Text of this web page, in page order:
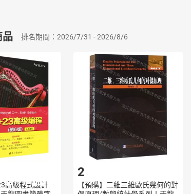
品 排名期間：2026/7/31 - 2026/8/6
高級程式設計
2
【預購】二維三維歐氏幾何的對